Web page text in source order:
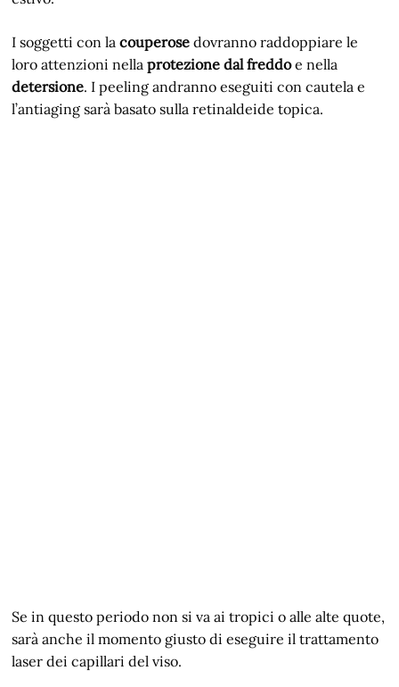
I soggetti con lacouperosedovranno raddoppiare le
loro attenzioni nellaprotezione dal freddoe nella
detersione. I peeling andranno eseguiti con cautela e
l’antiaging sarà basato sulla retinaldeide topica.
Se in questo periodo non si va ai tropici o alle alte quote,
sarà anche il momento giusto di eseguire il trattamento
laser dei capillari del viso.